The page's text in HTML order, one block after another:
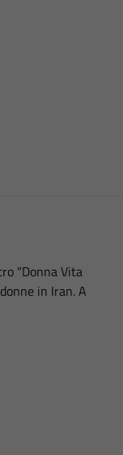
"Donna Vita
in Iran. A